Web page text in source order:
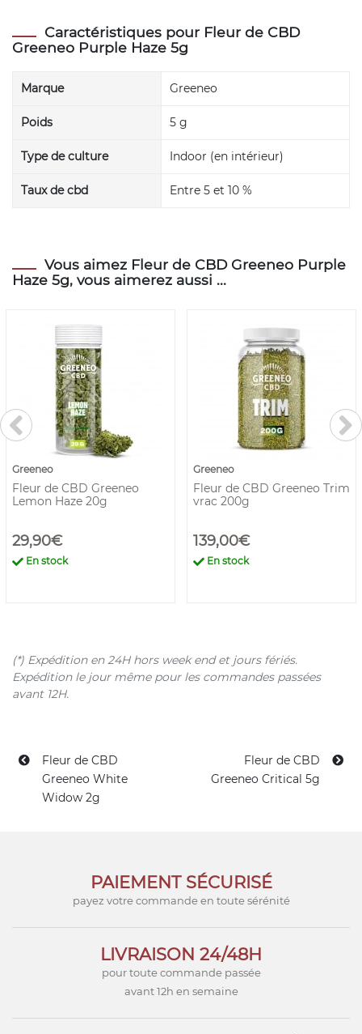
Caractéristiques pour Fleur de CBD
Greeneo Purple Haze 5g
Marque Greeneo
Poids 5 g
Type de culture Indoor (en intérieur)
Taux de cbd Entre 5 et 10 %
Vous aimez Fleur de CBD Greeneo Purple
Haze 5g, vous aimerez aussi ...
Greeneo
Fleur de CBD Greeneo
Lemon Haze 20g
29,90€
En stock
Greeneo
Fleur de CBD Greeneo Trim
vrac 200g
139,00€
En stock
(*) Expédition en 24H hors week end et jours fériés.
Expédition le jour même pour les commandes passées
avant 12H.
Fleur de CBD
Greeneo White
Widow 2g
Fleur de CBD
Greeneo Critical 5g
PAIEMENT SÉCURISÉ
payez votre commande en toute sérénité
LIVRAISON 24/48H
pour toute commande passée
avant 12h en semaine